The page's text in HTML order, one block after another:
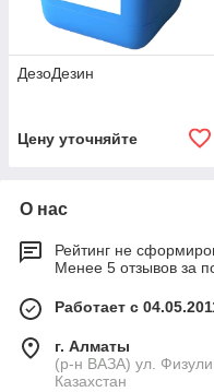
ДезоДезин
Цену уточняйте
О нас
Рейтинг не
Менее 5 отзывов за
Работает с
г. Алматы
(р-н ВАЗА) ул.
Казахстан